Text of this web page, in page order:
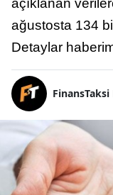
ağustosta 134
Detaylar